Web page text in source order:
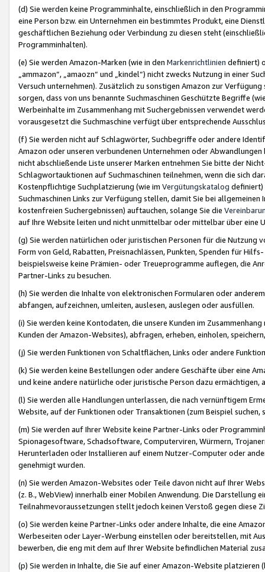
(d) Sie werden keine Programminhalte, einschließlich in den
eine Person bzw. ein Unternehmen ein bestimmtes Produkt, eine
geschäftlichen Beziehung oder Verbindung zu diesen steht
Programminhalten).
(e) Sie werden Amazon-Marken (wie in den Markenrichtlinien definiert)
„ammazon“, „amaozn“ und „kindel“) nicht zwecks Nutzung in einer
Versuch unternehmen). Zusätzlich zu sonstigen Amazon zur
sorgen, dass von uns benannte Suchmaschinen Geschützte Begriffe
Werbeinhalte im Zusammenhang mit Suchergebnissen verwendet
vorausgesetzt die Suchmaschine verfügt über entsprechende
(f) Sie werden nicht auf Schlagwörter, Suchbegriffe oder andere
Amazon oder unseren verbundenen Unternehmen oder
nicht abschließende Liste unserer Marken entnehmen Sie bitte der
Schlagwortauktionen auf Suchmaschinen teilnehmen, wenn die sich
Kostenpflichtige Suchplatzierung (wie im Vergütungskatalog definiert)
Suchmaschinen Links zur Verfügung stellen, damit Sie bei
kostenfreien Suchergebnissen) auftauchen, solange Sie die
auf Ihre Website leiten und nicht unmittelbar oder mittelbar über eine
(g) Sie werden natürlichen oder juristischen Personen für die Nutzung
Form von Geld, Rabatten, Preisnachlässen, Punkten, Spenden für
beispielsweise keine Prämien- oder Treueprogramme auflegen, die
Partner-Links zu besuchen.
(h) Sie werden die Inhalte von elektronischen Formularen oder
abfangen, aufzeichnen, umleiten, auslesen, auslegen oder ausfüllen.
(i) Sie werden keine Kontodaten, die unsere Kunden im
Kunden der Amazon-Websites), abfragen, erheben, einholen,
(j) Sie werden Funktionen von Schaltflächen, Links oder andere
(k) Sie werden keine Bestellungen oder andere Geschäfte über eine
und keine andere natürliche oder juristische Person dazu
(l) Sie werden alle Handlungen unterlassen, die nach vernünftigem
Website, auf der Funktionen oder Transaktionen (zum Beispiel
(m) Sie werden auf Ihrer Website keine Partner-Links oder
Spionagesoftware, Schadsoftware, Computerviren, Würmern,
Herunterladen oder Installieren auf einem Nutzer-Computer oder
genehmigt wurden.
(n) Sie werden Amazon-Websites oder Teile davon nicht auf Ihrer
(z. B., WebView) innerhalb einer Mobilen Anwendung. Die Darstellung
Teilnahmevoraussetzungen stellt jedoch keinen Verstoß gegen diese
(o) Sie werden keine Partner-Links oder andere Inhalte, die eine
Werbeseiten oder Layer-Werbung einstellen oder bereitstellen, mit
bewerben, die eng mit dem auf Ihrer Website befindlichen Material
(p) Sie werden in Inhalte, die Sie auf einer Amazon-Website